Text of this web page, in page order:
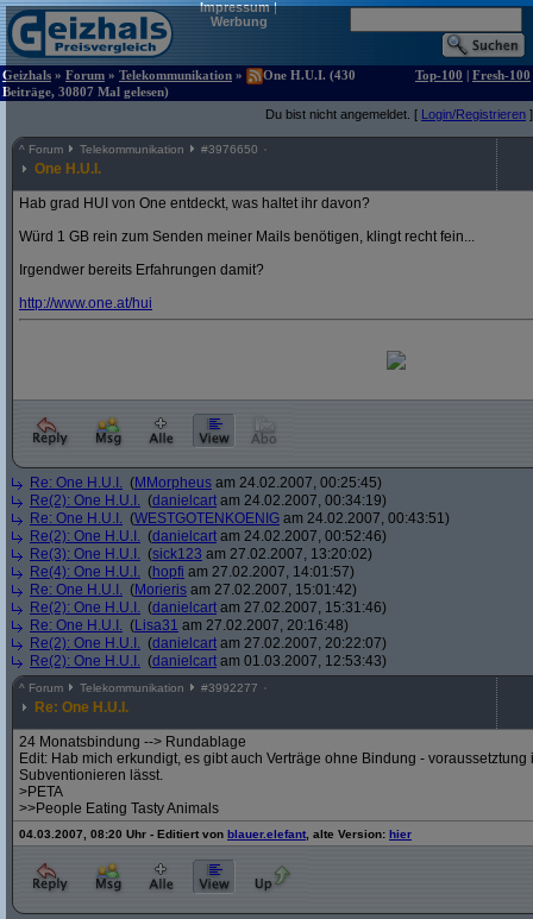
Impressum|
Werbung
Geizhals » Forum » Telekommunikation »
One H.U.I. (430
Beiträge, 30807 Mal gelesen)
Top-100 | Fresh-100
Du bist nicht angemeldet. [ Login/Registrieren ]
^ Forum Telekommunikation #3976650
One H.U.I.
Hab grad HUI von One entdeckt, was haltet ihr davon?
Würd 1 GB rein zum Senden meiner Mails benötigen, klingt recht fein...
Irgendwer bereits Erfahrungen damit?
http://www.one.at/hui
Re: One H.U.I. (MMorpheus am 24.02.2007, 00:25:45)
Re(2): One H.U.I. (danielcart am 24.02.2007, 00:34:19)
Re: One H.U.I. (WESTGOTENKOENIG am 24.02.2007, 00:43:51)
Re(2): One H.U.I. (danielcart am 24.02.2007, 00:52:46)
Re(3): One H.U.I. (sick123 am 27.02.2007, 13:20:02)
Re(4): One H.U.I. (hopfi am 27.02.2007, 14:01:57)
Re: One H.U.I. (Morieris am 27.02.2007, 15:01:42)
Re(2): One H.U.I. (danielcart am 27.02.2007, 15:31:46)
Re: One H.U.I. (Lisa31 am 27.02.2007, 20:16:48)
Re(2): One H.U.I. (danielcart am 27.02.2007, 20:22:07)
Re(2): One H.U.I. (danielcart am 01.03.2007, 12:53:43)
^ Forum Telekommunikation #3992277
Re: One H.U.I.
24 Monatsbindung --> Rundablage
Edit: Hab mich erkundigt, es gibt auch Verträge ohne Bindung - voraussetztung
Subventionieren lässt.
>PETA
>>People Eating Tasty Animals
04.03.2007, 08:20 Uhr - Editiert von blauer.elefant , alte Version: hier